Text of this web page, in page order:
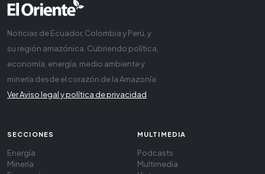
Noticias de Ecuador, Colombia y Perú, y
su región amazónica. Cubriendo política,
economía, energía, medio ambiente y
minería desde el corazón de la Amazonía
Ver Aviso legal y política de privacidad
SECCIONES
Energía
Minería
MULTIMEDIA
Podcasts
Multimedia